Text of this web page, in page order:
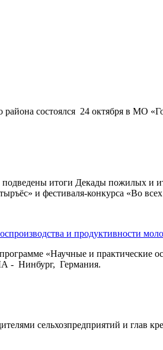
состоялся 24 октября в МО
итоги Декады пожилых и
и фестиваля-конкурса «Во
и продуктивности
«Научные и практические
- Нинбург, Германия.
сельхозпредприятий и глав